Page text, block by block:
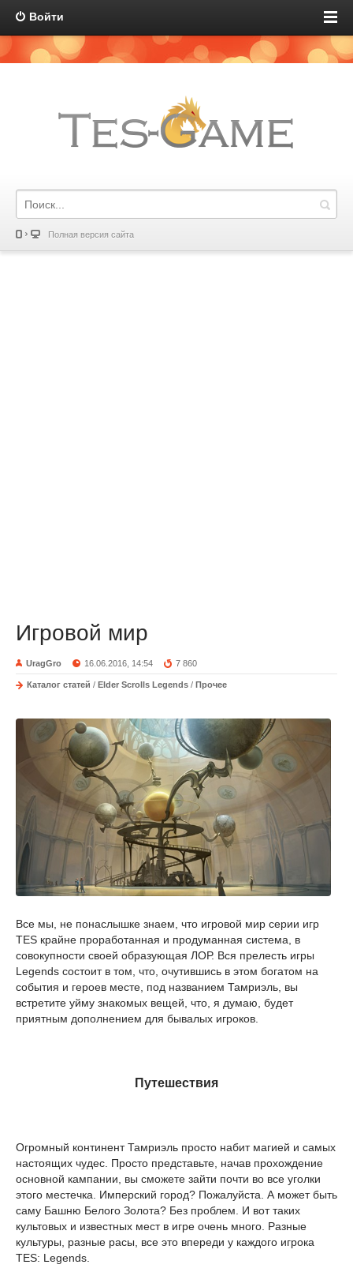
Войти
Полная версия сайта
Игровой мир
UragGro 16.06.2016, 14:54 7 860
Каталог статей / Elder Scrolls Legends / Прочее
Все мы, не понаслышке знаем, что игровой мир серии игр
TES крайне проработанная и продуманная система, в
совокупности своей образующая ЛОР. Вся прелесть игры
Legends состоит в том, что, очутившись в этом богатом на
события и героев месте, под названием Тамриэль, вы
встретите уйму знакомых вещей, что, я думаю, будет
приятным дополнением для бывалых игроков.
Путешествия
Огромный континент Тамриэль просто набит магией и самых
настоящих чудес. Просто представьте, начав прохождение
основной кампании, вы сможете зайти почти во все уголки
этого местечка. Имперский город? Пожалуйста. А может быть
саму Башню Белого Золота? Без проблем. И вот таких
культовых и известных мест в игре очень много. Разные
культуры, разные расы, все это впереди у каждого игрока
TES: Legends.